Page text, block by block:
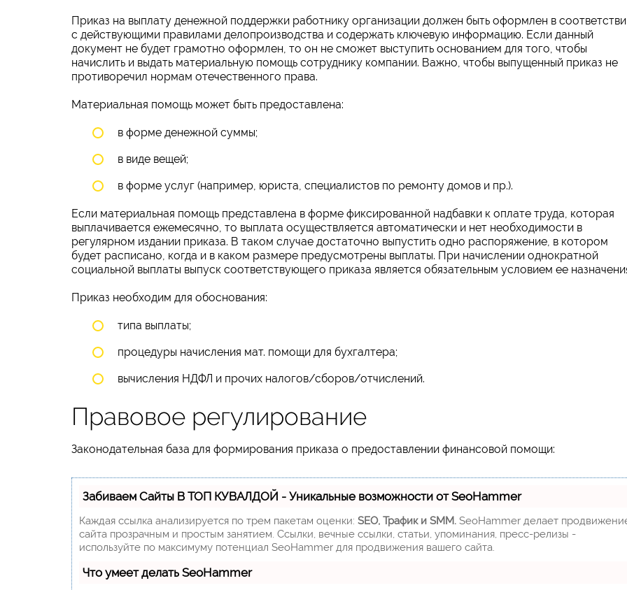
Приказ на выплату денежной поддержки работнику организации должен быть оформлен в
с действующими правилами делопроизводства и содержать ключевую информацию. Если данный
документ не будет грамотно оформлен, то он не сможет выступить основанием для того, чтобы
начислить и выдать материальную помощь сотруднику компании. Важно, чтобы выпущенный приказ не
противоречил нормам отечественного права.
Материальная помощь может быть предоставлена:
в форме денежной суммы;
в виде вещей;
в форме услуг (например, юриста, специалистов по ремонту домов и пр.).
Если материальная помощь представлена в форме фиксированной надбавки к оплате труда, которая
выплачивается ежемесячно, то выплата осуществляется автоматически и нет необходимости в
регулярном издании приказа. В таком случае достаточно выпустить одно распоряжение, в котором
будет расписано, когда и в каком размере предусмотрены выплаты. При начислении однократной
социальной выплаты выпуск соответствующего приказа является обязательным условием ее
Приказ необходим для обоснования:
типа выплаты;
процедуры начисления мат. помощи для бухгалтера;
вычисления НДФЛ и прочих налогов/сборов/отчислений.
Правовое регулирование
Законодательная база для формирования приказа о предоставлении финансовой помощи:
Забиваем Сайты В ТОП КУВАЛДОЙ - Уникальные возможности от SeoHammer
Каждая ссылка анализируется по трем пакетам оценки: SEO, Трафик и SMM. SeoHammer делает
сайта прозрачным и простым занятием. Ссылки, вечные ссылки, статьи, упоминания, пресс-релизы -
используйте по максимуму потенциал SeoHammer для продвижения вашего сайта.
Что умеет делать SeoHammer